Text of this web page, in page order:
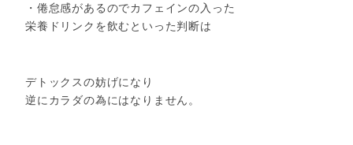
・倦怠感があるのでカフェインの入った
栄養ドリンクを飲むといった判断は
デトックスの妨げになり
逆にカラダの為にはなりません。